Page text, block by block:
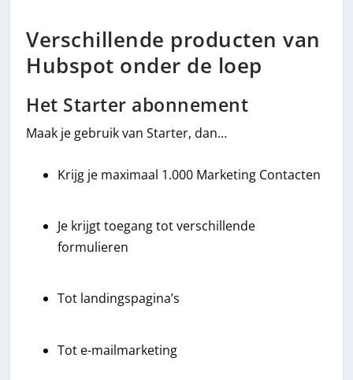
Verschillende producten van
Hubspot onder de loep
Het Starter abonnement
Maak je gebruik van Starter, dan…
Krijg je maximaal 1.000 Marketing Contacten
Je krijgt toegang tot verschillende
formulieren
Tot landingspagina’s
Tot e-mailmarketing